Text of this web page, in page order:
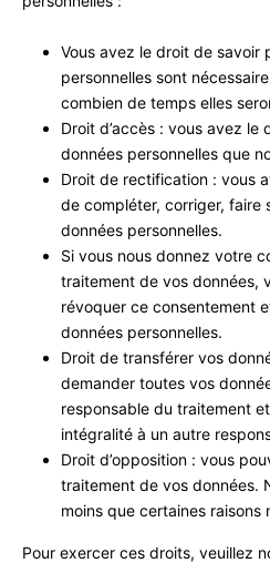
Vous avez le droit de savoir
personnelles sont
combien de temps elles
Droit d’accès : vous avez le
données personnelles que
Droit de rectification : vous
de compléter, corriger, faire
données personnelles.
Si vous nous donnez votre
traitement de vos données,
révoquer ce consentement
données personnelles.
Droit de transférer vos
demander toutes vos
responsable du traitement
intégralité à un autre
Droit d’opposition : vous
traitement de vos données.
moins que certaines
Pour exercer ces droits, veuillez